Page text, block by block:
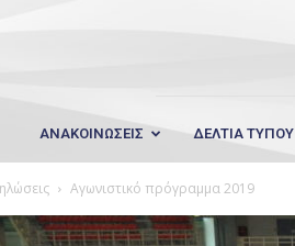
ΑΝΑΚΟΙΝΩΣΕΙΣ ΔΕΛΤΙΑ ΤΥΠΟΥ
Αγωνιστικό πρόγραμμα 2019